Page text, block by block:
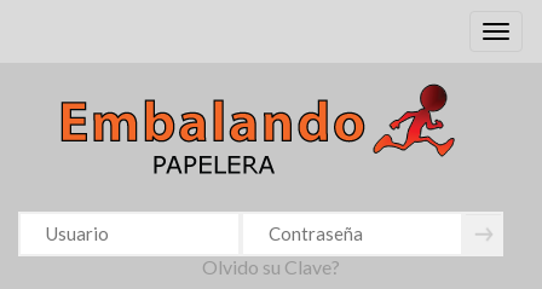
Toggle
Olvido su Clave?